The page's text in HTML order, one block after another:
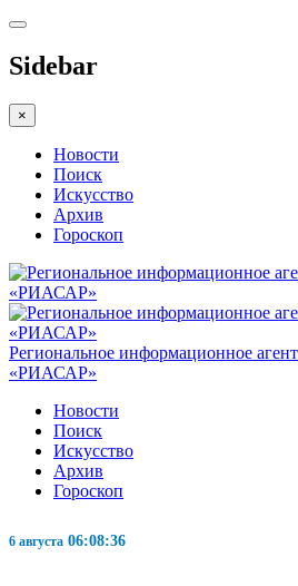
Sidebar
×
Новости
Поиск
Искусство
Архив
Гороскоп
Региональное информационное
«РИАСАР»
Новости
Поиск
Искусство
Архив
Гороскоп
6 августа 06:08:36